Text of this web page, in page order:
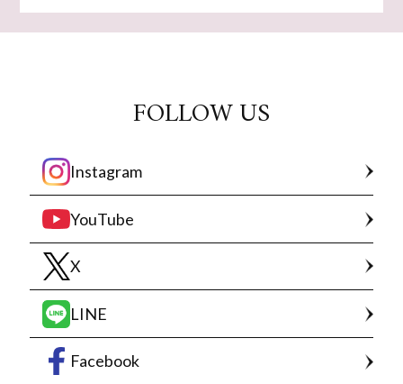
FOLLOW US
Instagram
YouTube
X
LINE
Facebook